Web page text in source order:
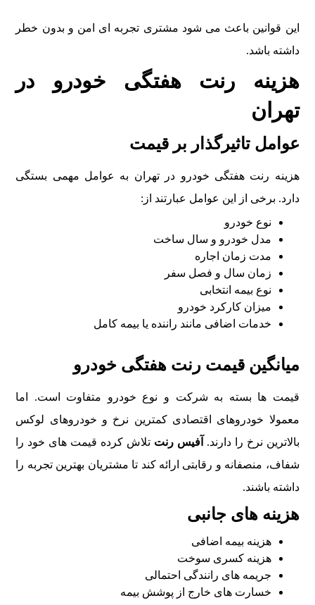
این قوانین باعث می شود مشتری تجربه ای امن و بدون خطر
داشته باشد.
هزینه رنت هفتگی خودرو در
تهران
عوامل تاثیرگذار بر قیمت
هزینه رنت هفتگی خودرو در تهران به عوامل مهمی بستگی
دارد. برخی از این عوامل عبارتند از:
نوع خودرو
مدل خودرو و سال ساخت
مدت زمان اجاره
زمان سال و فصل سفر
نوع بیمه انتخابی
میزان کارکرد خودرو
خدمات اضافی مانند راننده یا بیمه کامل
میانگین قیمت رنت هفتگی خودرو
قیمت ها بسته به شرکت و نوع خودرو متفاوت است. اما
معمولا خودروهای اقتصادی کمترین نرخ و خودروهای لوکس
بالاترین نرخ را دارند. آفیس رنت تلاش کرده قیمت های خود را
شفاف، منصفانه و رقابتی ارائه کند تا مشتریان بهترین تجربه را
داشته باشند.
هزینه های جانبی
هزینه بیمه اضافی
هزینه کسری سوخت
جریمه های رانندگی احتمالی
خسارت های خارج از پوشش بیمه